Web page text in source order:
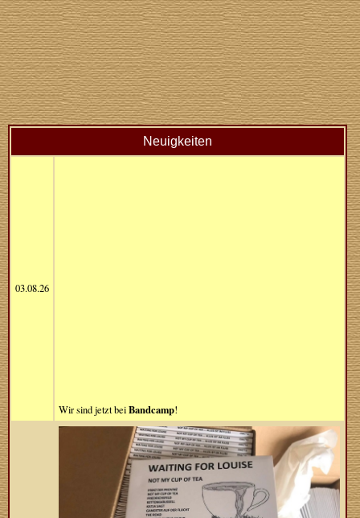
Neuigkeiten
03.08.26
Wir sind jetzt beiBandcamp!